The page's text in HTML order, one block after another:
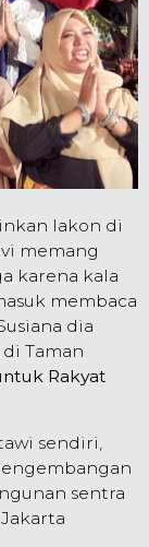
lakon di
memang
karena kala
membaca
dia
Taman
Rakyat
sendiri,
sentra